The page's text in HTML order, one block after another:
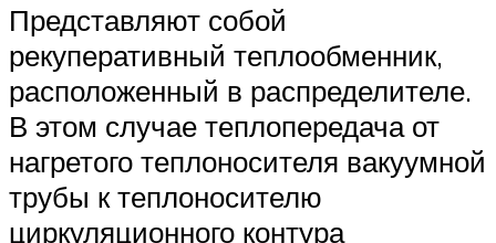
Представляют собой
рекуперативный теплообменник,
расположенный в распределителе.
В этом случае теплопередача от
нагретого теплоносителя вакуумной
трубы к теплоносителю
циркуляционного контура